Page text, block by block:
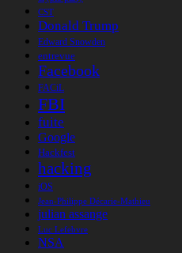
CST
Donald Trump
Edward Snowden
entrevue
Facebook
FACiL
FBI
fuite
Google
Hackfest
hacking
iOS
Jean-Philippe Décarie-Mathieu
julian assange
Luc Lefebvre
NSA